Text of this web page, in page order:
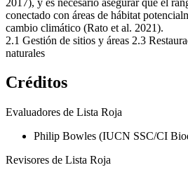
conectado con áreas de hábitat
cambio climático (Rato et al. 2021).
2.1 Gestión de sitios y áreas 2.3
naturales
Créditos
Evaluadores de Lista Roja
Philip Bowles (IUCN SSC/CI
Revisores de Lista Roja